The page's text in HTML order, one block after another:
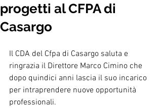
progetti al CFPA di
Casargo
Il CDA del Cfpa di Casargo saluta e
ringrazia il Direttore Marco Cimino che
dopo quindici anni lascia il suo incarico
per intraprendere nuove opportunità
professionali.